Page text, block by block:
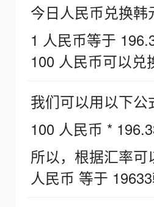
今日人民币兑换韩
1 人民币等于
100 人民币可以兑
我们可以用以下公
100 人民币 *
所以，根据汇率
人民币 等于